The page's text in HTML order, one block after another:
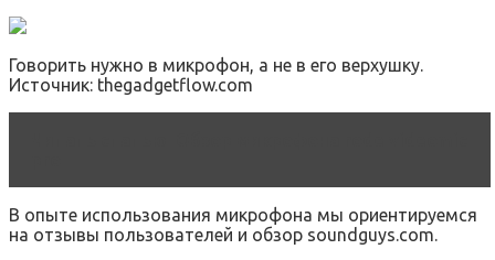
Говорить нужно в микрофон, а не в его верхушку.
Источник: thegadgetflow.com
В опыте использования микрофона мы ориентируемся
на отзывы пользователей и обзор soundguys.com.